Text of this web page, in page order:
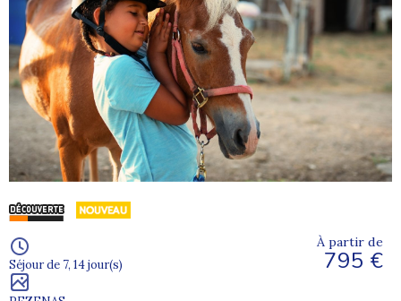
Séjour de 7, 14 jour(s)
À partir de
795 €